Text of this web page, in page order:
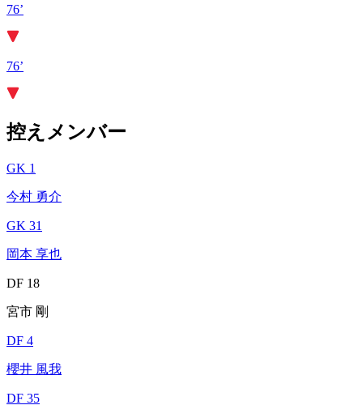
76’
76’
控えメンバー
GK 1
今村 勇介
GK 31
岡本 享也
DF 18
宮市 剛
DF 4
櫻井 風我
DF 35